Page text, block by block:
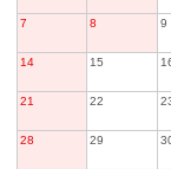
7 8 9
14 15
21 22
28 29